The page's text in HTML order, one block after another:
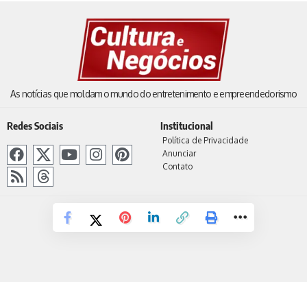
As notícias que moldam o mundo do entretenimento e empreendedorismo
Redes Sociais Institucional
Política de Privacidade
Anunciar
Contato